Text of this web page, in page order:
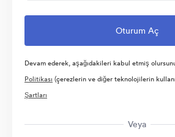
Devam ederek, aşağıdakileri kabul etmiş
Politikası (çerezlerin ve diğer teknolojilerin
Şartları
Veya